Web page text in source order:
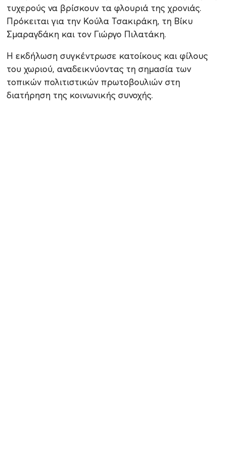
τυχερούς να βρίσκουν τα φλουριά της χρονιάς.
Πρόκειται για την Κούλα Τσακιράκη, τη Βίκυ
Σμαραγδάκη και τον Γιώργο Πιλατάκη.
Η εκδήλωση συγκέντρωσε κατοίκους και φίλους
του χωριού, αναδεικνύοντας τη σημασία των
τοπικών πολιτιστικών πρωτοβουλιών στη
διατήρηση της κοινωνικής συνοχής.